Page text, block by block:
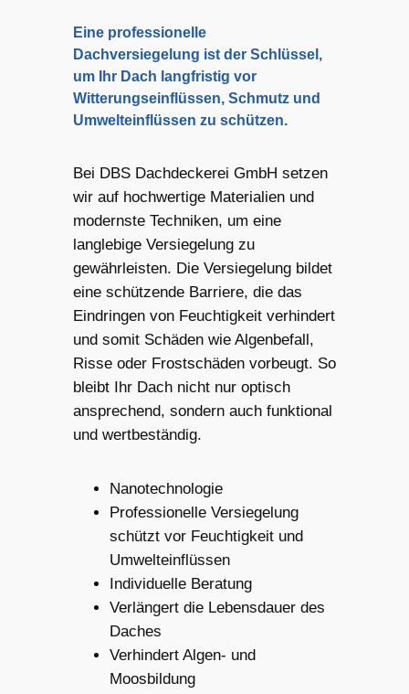
Eine professionelle
Dachversiegelung ist der Schlüssel,
um Ihr Dach langfristig vor
Witterungseinflüssen, Schmutz und
Umwelteinflüssen zu schützen.
Bei DBS Dachdeckerei GmbH setzen
wir auf hochwertige Materialien und
modernste Techniken, um eine
langlebige Versiegelung zu
gewährleisten. Die Versiegelung bildet
eine schützende Barriere, die das
Eindringen von Feuchtigkeit verhindert
und somit Schäden wie Algenbefall,
Risse oder Frostschäden vorbeugt. So
bleibt Ihr Dach nicht nur optisch
ansprechend, sondern auch funktional
und wertbeständig.
Nanotechnologie
Professionelle Versiegelung
schützt vor Feuchtigkeit und
Umwelteinflüssen
Individuelle Beratung
Verlängert die Lebensdauer des
Daches
Verhindert Algen- und
Moosbildung